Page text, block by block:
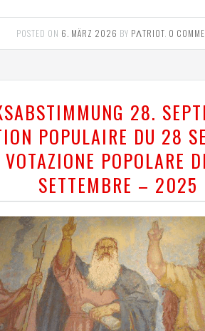
POSTED ON 6. MÄRZ 2026 BY PΛTRIOT 0
28.
POPULAIRE DU 28
POPOLARE
SETTEMBRE – 2025